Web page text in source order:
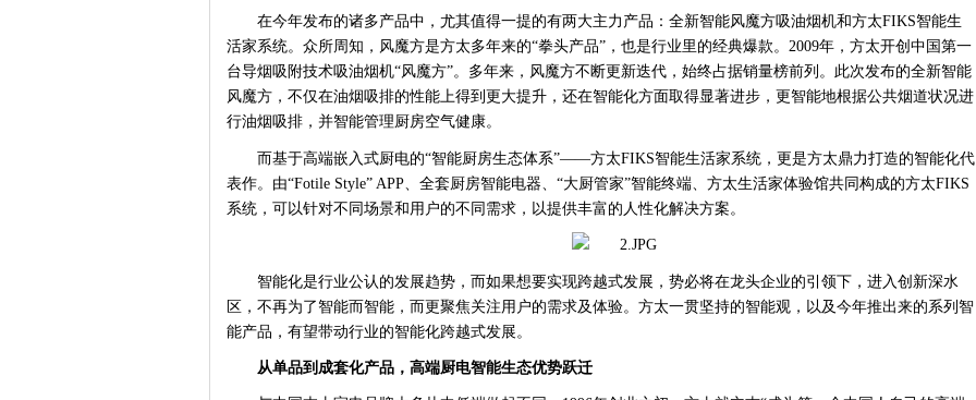
在今年发布的诸多产品中，尤其值得一提的有两大主力产品：全新智能风魔方吸油烟机和方太FIKS智能生
活家系统。众所周知，风魔方是方太多年来的“拳头产品”，也是行业里的经典爆款。2009年，方太开创中国第一
台导烟吸附技术吸油烟机“风魔方”。多年来，风魔方不断更新迭代，始终占据销量榜前列。此次发布的全新智能
风魔方，不仅在油烟吸排的性能上得到更大提升，还在智能化方面取得显著进步，更智能地根据公共烟道状况进
行油烟吸排，并智能管理厨房空气健康。
而基于高端嵌入式厨电的“智能厨房生态体系”——方太FIKS智能生活家系统，更是方太鼎力打造的智能化代
表作。由“Fotile Style” APP、全套厨房智能电器、“大厨管家”智能终端、方太生活家体验馆共同构成的方太FIKS
系统，可以针对不同场景和用户的不同需求，以提供丰富的人性化解决方案。
智能化是行业公认的发展趋势，而如果想要实现跨越式发展，势必将在龙头企业的引领下，进入创新深水
区，不再为了智能而智能，而更聚焦关注用户的需求及体验。方太一贯坚持的智能观，以及今年推出来的系列智
能产品，有望带动行业的智能化跨越式发展。
从单品到成套化产品，高端厨电智能生态优势跃迁